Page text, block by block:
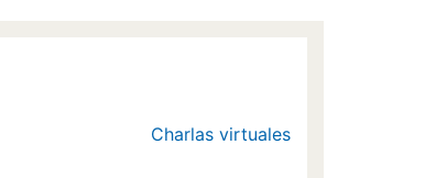
Charlas virtuales